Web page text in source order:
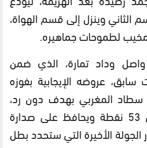
الثاني وينزل إلى قسم الهواة،
لطموحات جماهيره.
وداد تمارة، الذي ضمن
عروضه الإيجابية بفوزه
سطاد المغربي بهدف دون رد،
ليرفع رصيده إلى 53 نقطة ويحافظ على صدارة
الجولة الأخيرة التي ستحدد بطل